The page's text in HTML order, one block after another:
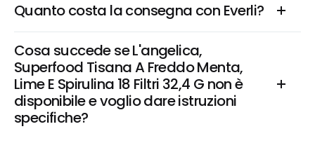
Quanto costa la consegna con Everli?
Cosa succede se L'angelica,
Superfood Tisana A Freddo Menta,
Lime E Spirulina 18 Filtri 32,4 G non è
disponibile e voglio dare istruzioni
specifiche?